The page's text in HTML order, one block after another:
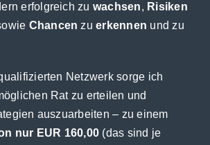
erfolgreich zu wachsen, Risiken
Chancen zuerkennen und zu
Netzwerk sorge ich
Rat zu erteilen und
auszuarbeiten – zu einem
nur EUR 160,00 (das sind je